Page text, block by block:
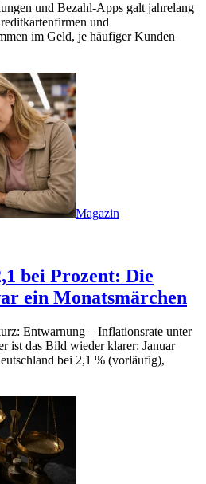
und Bezahl-Apps galt jahrelang
und
im Geld, je häufiger Kunden
Magazin
bei Prozent: Die
ein Monatsmärchen
Entwarnung – Inflationsrate unter
ist das Bild wieder klarer: Januar
bei 2,1 % (vorläufig),